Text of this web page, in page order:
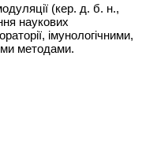
(кер. д. б. н.,
наукових
імунологічними,
методами.